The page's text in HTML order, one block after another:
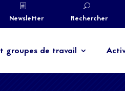
Newsletter Rechercher
groupes de travail